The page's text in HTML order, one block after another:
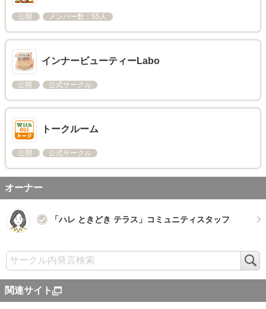
公開 メンバー数：55人
インナービューティーLabo
公開 公式サークル
トークルーム
公開 公式サークル
オーナー
「ハレ ときどき テラス」コミュニティスタッフ
索
関連サイト